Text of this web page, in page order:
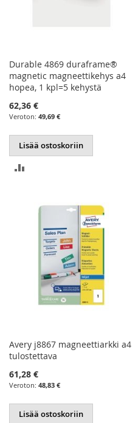
Durable 4869 duraframe®
magnetic magneettikehys a4
hopea, 1 kpl=5 kehystä
62,36 €
49,69 €
Lisää ostoskoriin
Avery j8867 magneettiarkki a4
tulostettava
61,28 €
48,83 €
Lisää ostoskoriin